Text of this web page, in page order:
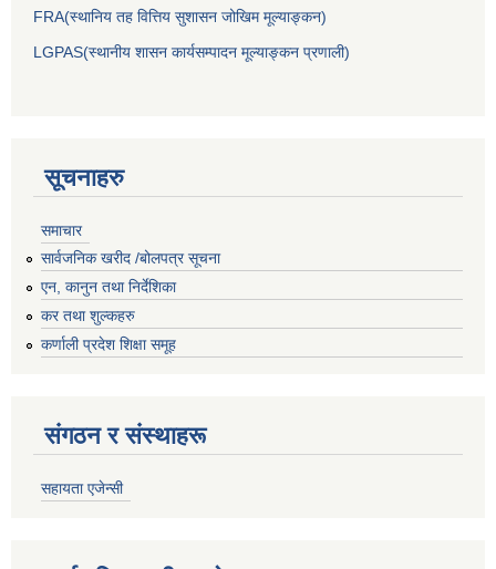
FRA(स्थानिय तह वित्तिय सुशासन जोखिम मूल्याङ्कन)
LGPAS(स्थानीय शासन कार्यसम्पादन मूल्याङ्कन प्रणाली)
सूचनाहरु
समाचार
सार्वजनिक खरीद /बोलपत्र सूचना
एन, कानुन तथा निर्देशिका
कर तथा शुल्कहरु
कर्णाली प्रदेश शिक्षा समूह
संगठन र संस्थाहरू
सहायता एजेन्सी